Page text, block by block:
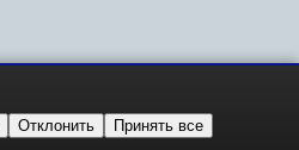
Отклонить Принять все